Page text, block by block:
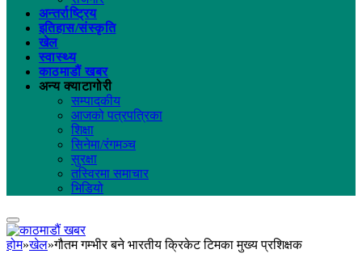
अन्तर्राष्ट्रिय
इतिहास/संस्कृति
खेल
स्वास्थ्य
काठमाडौं खबर
अन्य क्याटागोरी
सम्पादकीय
आजको पत्रपत्रिका
शिक्षा
सिनेमा/रंगमञ्च
सुरक्षा
तस्विरमा समाचार
भिडियो
होम»खेल»गौतम गम्भीर बने भारतीय क्रिकेट टिमका मुख्य प्रशिक्षक